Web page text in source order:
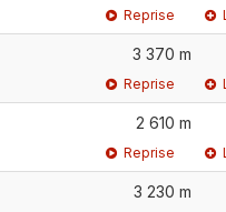
Reprise
3 370 m
Reprise
2 610 m
Reprise
3 230 m